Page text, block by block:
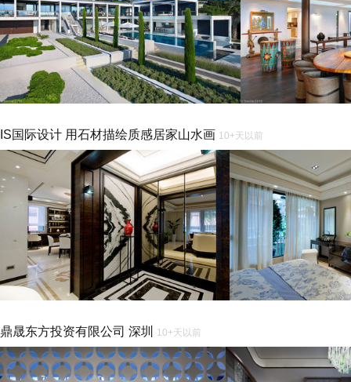
IS国际设计 用石材描绘质感居家山水画 10+天以前
鼎晟东方投资有限公司 深圳 10+天以前